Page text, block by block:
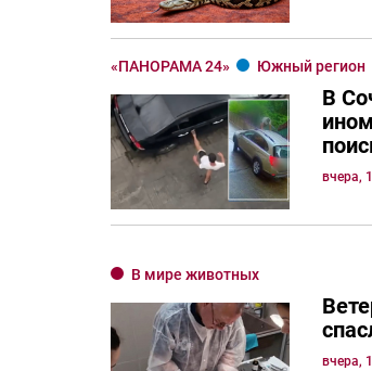
«ПАНОРАМА 24» Южный регион
В
вчера,
В мире животных
вчера,